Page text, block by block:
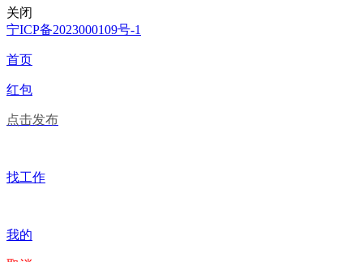
关闭
宁ICP备2023000109号-1
首页
红包
点击发布
找工作
我的